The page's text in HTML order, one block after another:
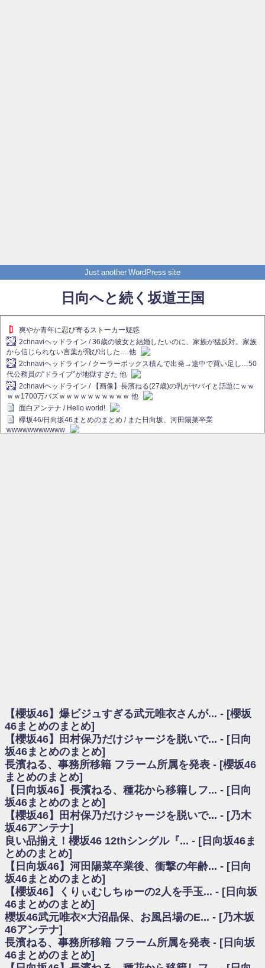
Just another WordPress site
日向へと続く坂道王国
爽やか青年に忍び寄るストーカー疑惑
2chnaviヘッドライン / 36歳の彼女と結婚したいのに、家族が猛反対。家族
から信じられない言葉が飛び出した… 他
2chnaviヘッドライン / クーラーボックス積んで出発→途中で買い足し…50
代公務員の“ドライブ”が地獄すぎた 他
2chnaviヘッドライン / 【画像】長濱ねる(27歳)の乳がヤバイと話題にｗｗ
ｗｗ1700万バズｗｗｗｗｗｗｗｗｗｗ 他
面白アンテナ / Hello world!
欅坂46/日向坂46まとめのまとめ / また日向坂、河田陽菜卒業
wwwwwwwwwww
日向坂46まとめのまとめ / 【日向坂46】富田鈴花1st写真集、発売記念記者
会見の模様がこちら！
乃木坂欅坂まとめのまとめ / 【日向坂46】河田陽菜卒業の影響、ガチでデ
カそう...
欅坂あんてな ～欅坂46のニュース・情報・話題をピックアップ / れなッ
ピーズ集結！櫻坂46守屋麗奈×遠藤理子、8/6「ラヴィット！」水曜スタジオ出
演決定
欅坂/日向坂46まとめのまとめ / 【櫻坂46】田村保乃だけジャージを脱いで
いた理由
日向坂46まとめのまとめ / 【日向坂46】若林さん「笑えないぐらい師匠だ
から」佐々木久美と卒業後初の共演の様子がこちら！【激レアさん】
日向坂46まとめのまとめ / 【元日向坂46】情報解禁前で言えない！？丹生
ちゃん、メンバーと会った模様
乃木坂欅坂まとめのまとめ / 【日向坂46】この月、何かあるのか！？『お
願いバッハ！』ミーグリ日程がこちら
欅坂/日向坂46まとめのまとめ / 【櫻坂46】ミーグリで喧嘩！？山下瞳月、
これはマジギレしてる
乃木坂46アンテナ / 【櫻坂46】ハリソン守屋「ゆーづのせいです」【ラヴ
ィット!】
乃木坂あんてな ～乃木坂46・欅坂46・日向坂46のニュース・情報・話題
をピックアップ / 良い品揃え！櫻坂46 12thシングル『Make or Break』オフィ
シャルグッズ絶賛販売受付中
日向坂46まとめのまとめ / 【日向坂46】この月、何かあるのか！？『お願
いバッハ！』ミーグリ日程がこちら
【櫻坂46】爆ビジュすぎる武元唯衣さんが... - [櫻坂
46まとめのまとめ]
【櫻坂46】田村保乃だけジャージを脱いで... - [日向
坂46まとめのまとめ]
長濱ねる、事務所移籍 フラーム所属を発表 - [櫻坂46
まとめのまとめ]
【日向坂46】長濱ねる、種花から移籍しフ... - [日向
坂46まとめのまとめ]
【櫻坂46】田村保乃だけジャージを脱いで... - [乃木
坂46アンテナ]
良い品揃え！櫻坂46 12thシングル『... - [日向坂46ま
とめのまとめ]
【日向坂46】河田陽菜卒業後、衝撃の年齢... - [日向
坂46まとめのまとめ]
【櫻坂46】くりぃむしちゅーの2人を手玉... - [日向坂
46まとめのまとめ]
櫻坂46武元唯衣×大沼晶保、お風呂場のE... - [乃木坂
46アンテナ]
長濱ねる、事務所移籍 フラーム所属を発表 - [日向坂
46まとめのまとめ]